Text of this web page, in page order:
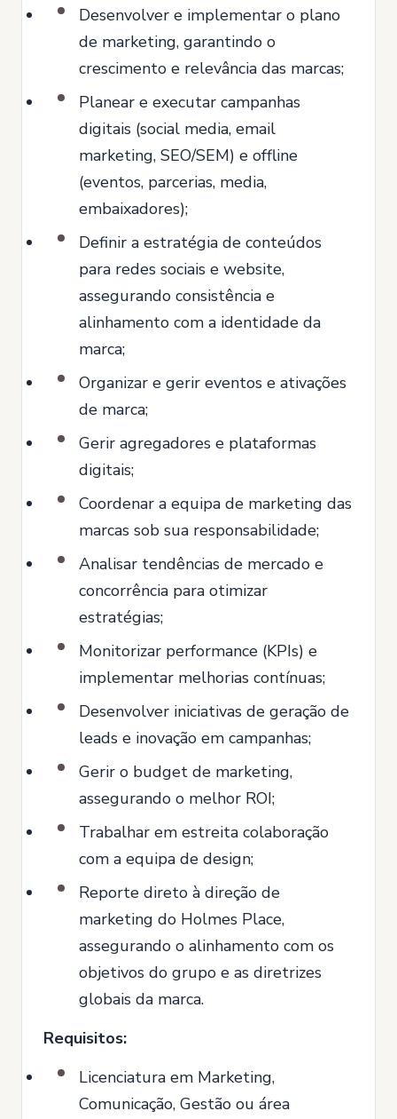
Desenvolver e implementar o plano
de marketing, garantindo o
crescimento e relevância das marcas;
Planear e executar campanhas
digitais (social media, email
marketing, SEO/SEM) e offline
(eventos, parcerias, media,
embaixadores);
Definir a estratégia de conteúdos
para redes sociais e website,
assegurando consistência e
alinhamento com a identidade da
marca;
Organizar e gerir eventos e ativações
de marca;
Gerir agregadores e plataformas
digitais;
Coordenar a equipa de marketing das
marcas sob sua responsabilidade;
Analisar tendências de mercado e
concorrência para otimizar
estratégias;
Monitorizar performance (KPIs) e
implementar melhorias contínuas;
Desenvolver iniciativas de geração de
leads e inovação em campanhas;
Gerir o budget de marketing,
assegurando o melhor ROI;
Trabalhar em estreita colaboração
com a equipa de design;
Reporte direto à direção de
marketing do Holmes Place,
assegurando o alinhamento com os
objetivos do grupo e as diretrizes
globais da marca.
Requisitos:
Licenciatura em Marketing,
Comunicação, Gestão ou área